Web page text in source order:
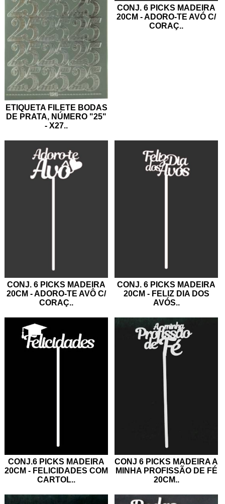
ETIQUETA FILETE BODAS
DE PRATA, NÚMERO "25"
- X27..
CONJ. 6 PICKS MADEIRA
20CM - ADORO-TE AVÓ C/
CORAÇ..
CONJ. 6 PICKS MADEIRA
20CM - ADORO-TE AVÔ C/
CORAÇ..
CONJ. 6 PICKS MADEIRA
20CM - FELIZ DIA DOS
AVÓS..
CONJ.6 PICKS MADEIRA
20CM - FELICIDADES COM
CARTOL..
CONJ 6 PICKS MADEIRA A
MINHA PROFISSÃO DE FÉ
20CM..